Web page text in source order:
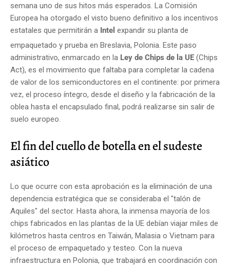
semana uno de sus hitos más esperados. La Comisión
Europea ha otorgado el visto bueno definitivo a los incentivos
estatales que permitirán a Intel expandir su planta de
empaquetado y prueba en Breslavia, Polonia. Este paso
administrativo, enmarcado en la Ley de Chips de la UE (Chips
Act), es el movimiento que faltaba para completar la cadena
de valor de los semiconductores en el continente: por primera
vez, el proceso íntegro, desde el diseño y la fabricación de la
oblea hasta el encapsulado final, podrá realizarse sin salir de
suelo europeo.
El fin del cuello de botella en el sudeste
asiático
Lo que ocurre con esta aprobación es la eliminación de una
dependencia estratégica que se consideraba el "talón de
Aquiles" del sector. Hasta ahora, la inmensa mayoría de los
chips fabricados en las plantas de la UE debían viajar miles de
kilómetros hasta centros en Taiwán, Malasia o Vietnam para
el proceso de empaquetado y testeo. Con la nueva
infraestructura en Polonia, que trabajará en coordinación con